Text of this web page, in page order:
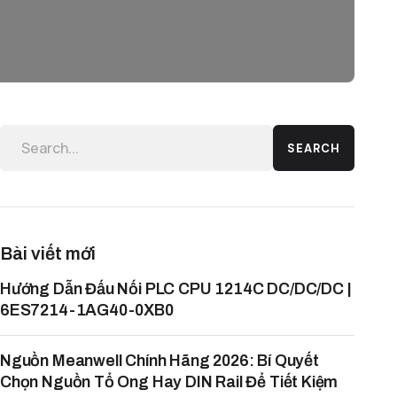
SEARCH
Bài viết mới
Hướng Dẫn Đấu Nối PLC CPU 1214C DC/DC/DC |
6ES7214-1AG40-0XB0
Nguồn Meanwell Chính Hãng 2026: Bí Quyết
Chọn Nguồn Tổ Ong Hay DIN Rail Để Tiết Kiệm